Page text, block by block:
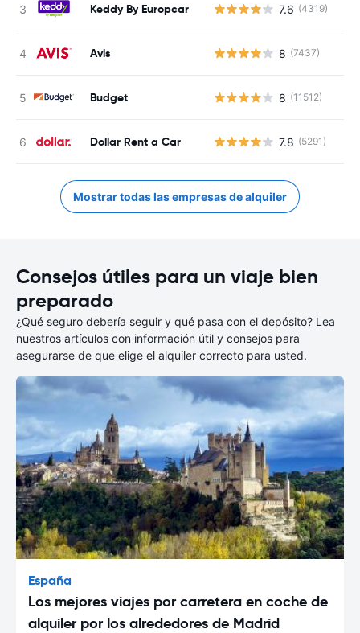
Keddy By Europcar 7.6 (4319)
Avis 8 (7437)
Budget 8 (11512)
Dollar Rent a Car 7.8 (5291)
Mostrar todas las empresas de alquiler
Consejos útiles para un viaje bien
preparado
¿Qué seguro debería seguir y qué pasa con el depósito? Lea
nuestros artículos con información útil y consejos para
asegurarse de que elige el alquiler correcto para usted.
España
Los mejores viajes por carretera en coche de
alquiler por los alrededores de Madrid